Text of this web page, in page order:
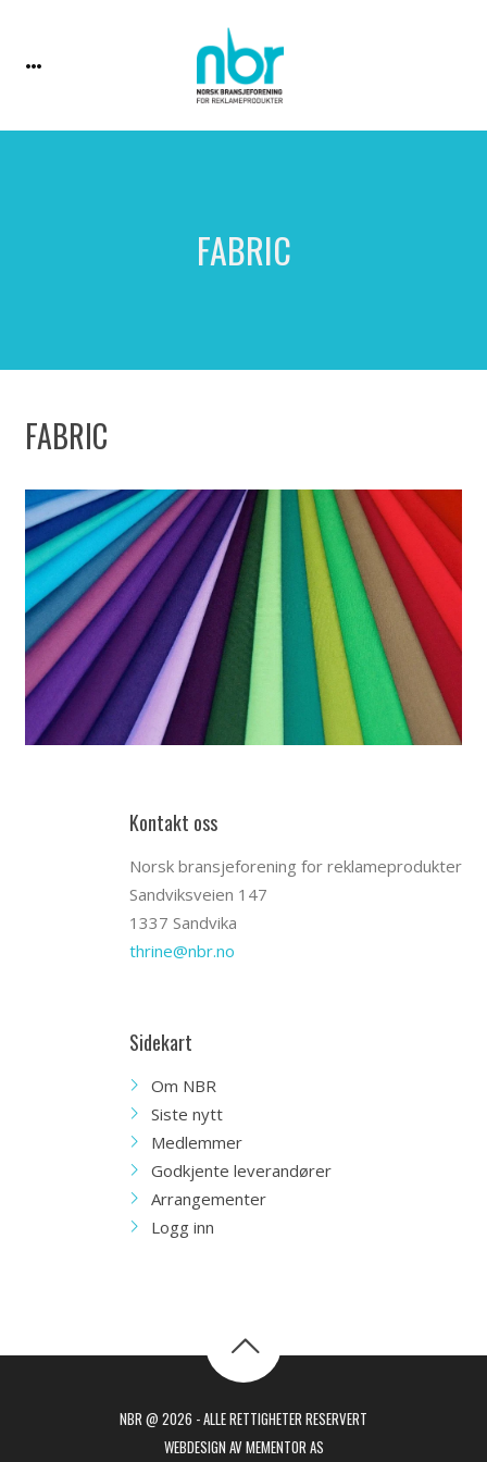
FABRIC
FABRIC
Kontakt oss
Norsk bransjeforening for reklameprodukter
Sandviksveien 147
1337 Sandvika
thrine@nbr.no
Sidekart
Om NBR
Siste nytt
Medlemmer
Godkjente leverandører
Arrangementer
Logg inn
NBR @ 2026 - ALLE RETTIGHETER RESERVERT
WEBDESIGN AV MEMENTOR AS